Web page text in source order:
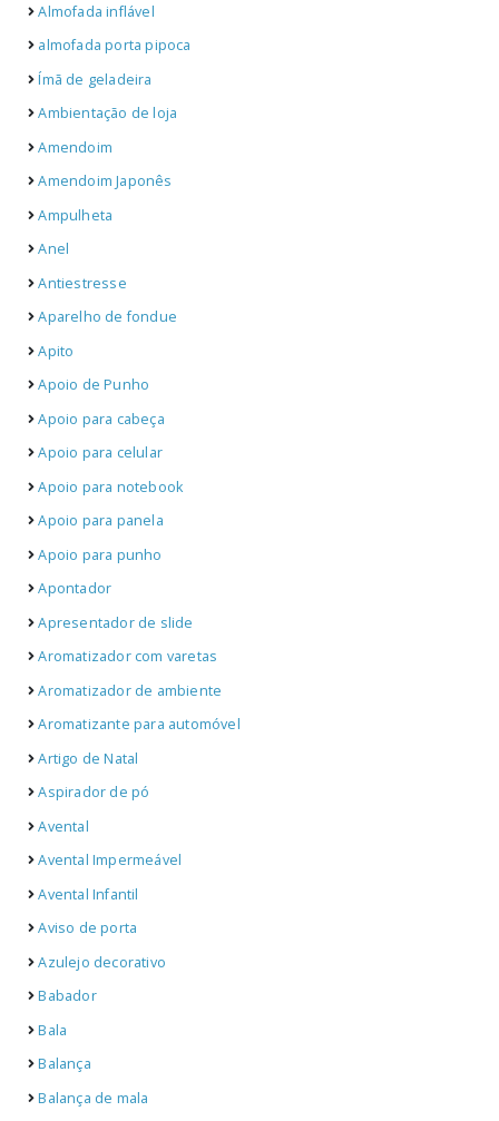
Almofada inflável
almofada porta pipoca
Ímã de geladeira
Ambientação de loja
Amendoim
Amendoim Japonês
Ampulheta
Anel
Antiestresse
Aparelho de fondue
Apito
Apoio de Punho
Apoio para cabeça
Apoio para celular
Apoio para notebook
Apoio para panela
Apoio para punho
Apontador
Apresentador de slide
Aromatizador com varetas
Aromatizador de ambiente
Aromatizante para automóvel
Artigo de Natal
Aspirador de pó
Avental
Avental Impermeável
Avental Infantil
Aviso de porta
Azulejo decorativo
Babador
Bala
Balança
Balança de mala